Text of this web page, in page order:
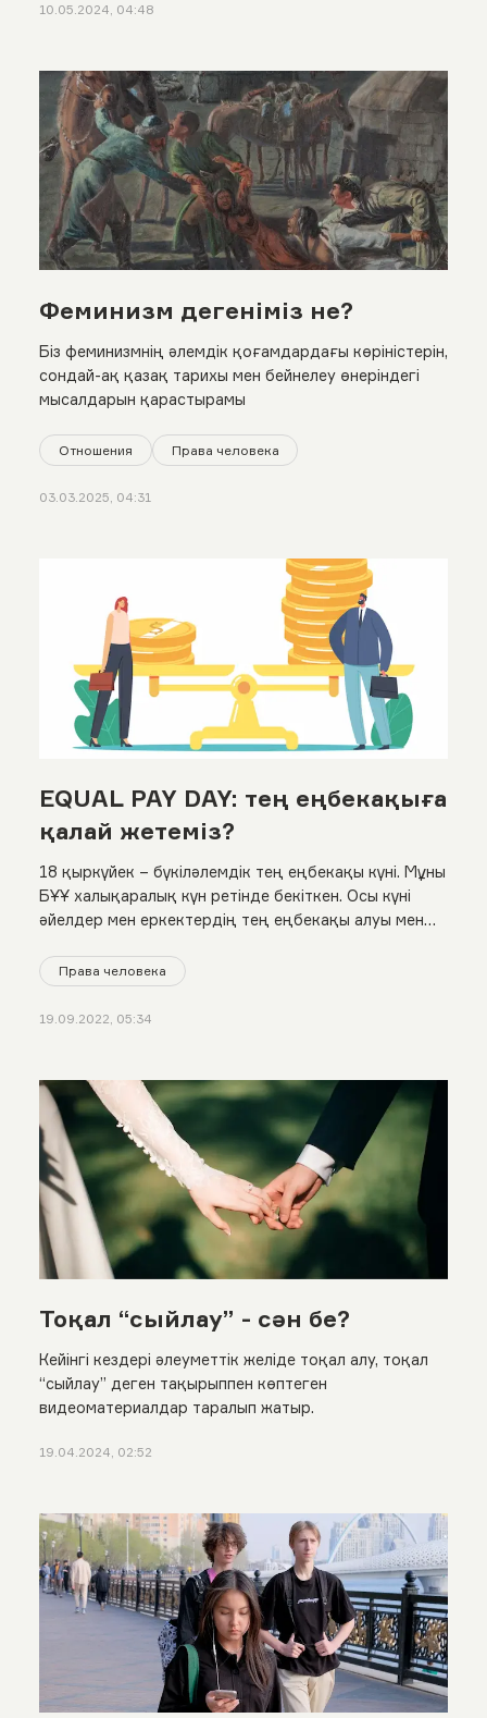
10.05.2024, 04:48
Феминизм дегеніміз не?
Біз феминизмнің әлемдік қоғамдардағы көріністерін,
сондай-ақ қазақ тарихы мен бейнелеу өнеріндегі
мысалдарын қарастырамы
Отношения Права человека
03.03.2025, 04:31
EQUAL PAY DAY: тең еңбекақыға
қалай жетеміз?
18 қыркүйек – бүкіләлемдік тең еңбекақы күні. Мұны
БҰҰ халықаралық күн ретінде бекіткен. Осы күні
әйелдер мен еркектердің тең еңбекақы алуы мен
мәселелерді талқылайды. Біз де бұл күнге орай
Қазақстандағы тең еңбекақы жағдайына
тоқталдық
Права человека
19.09.2022, 05:34
Тоқал “сыйлау” - сән бе?
Кейінгі кездері әлеуметтік желіде тоқал алу, тоқал
“сыйлау” деген тақырыппен көптеген
видеоматериалдар таралып жатыр.
19.04.2024, 02:52